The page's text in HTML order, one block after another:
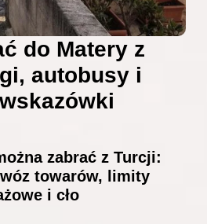
do Matery z
autobusy i
zabrać z Turcji:
towarów, limity
i cło